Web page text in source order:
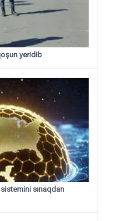
yeridib
sistemini sınaqdan